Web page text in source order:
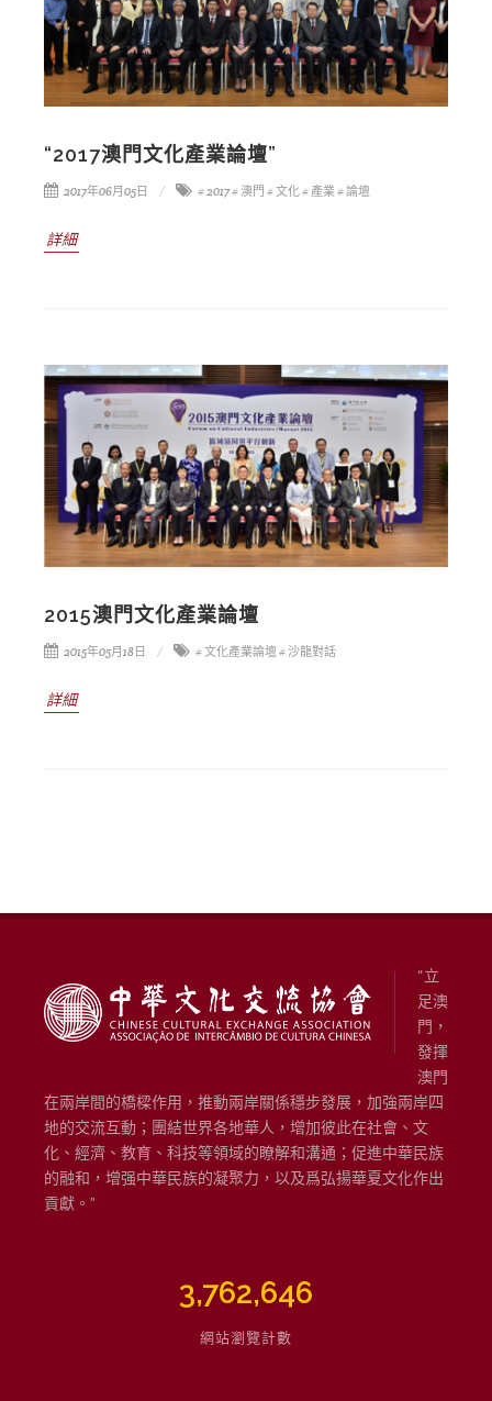
“2017澳門文化產業論壇”
2017年06月05日 # 2017# 澳門 # 文化# 產業# 論壇
詳細
2015澳門文化產業論壇
2015年05月18日 # 文化產業論壇# 沙龍對話
詳細
“立
足澳
門，
發揮
澳門
在兩岸間的橋樑作用，推動兩岸關係穩步發展，加強兩岸四
地的交流互動；團結世界各地華人，增加彼此在社會、文
化、經濟、教育、科技等領域的瞭解和溝通；促進中華民族
的融和，增强中華民族的凝聚力，以及爲弘揚華夏文化作出
貢獻。”
3,762,646
網站瀏覽計數